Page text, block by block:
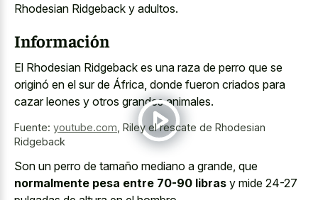
Rhodesian Ridgeback y adultos.
Información
El Rhodesian Ridgeback es una raza de perro que se
originó en el sur de África, donde fueron criados para
cazar leones y otros grandes animales.
Fuente: youtube.com Riley el rescate de Rhodesian
Ridgeback
Son un perro de tamaño mediano a grande, que
normalmente pesa entre 70-90 libras y mide 24-27